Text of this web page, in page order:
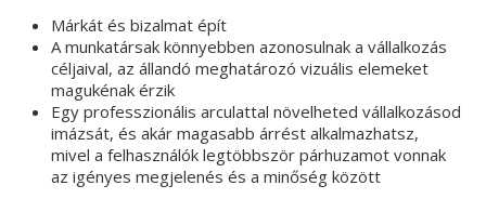
Márkát és bizalmat épít
A munkatársak könnyebben azonosulnak a vállalkozás
céljaival, az állandó meghatározó vizuális elemeket
magukénak érzik
Egy professzionális arculattal növelheted vállalkozásod
imázsát, és akár magasabb árrést alkalmazhatsz,
mivel a felhasználók legtöbbször párhuzamot vonnak
az igényes megjelenés és a minőség között